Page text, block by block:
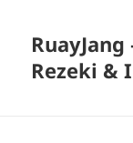
Rezeki &